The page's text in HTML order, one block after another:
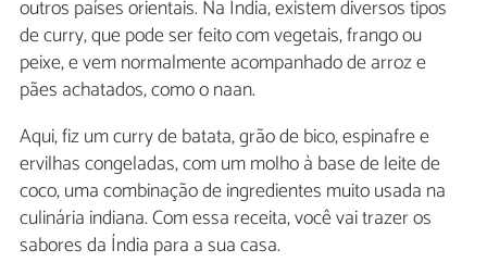
outros países orientais. Na Índia, existem diversos tipos
de curry, que pode ser feito com vegetais, frango ou
peixe, e vem normalmente acompanhado de arroz e
pães achatados, como o naan.
Aqui, fiz um curry de batata, grão de bico, espinafre e
ervilhas congeladas, com um molho à base de leite de
coco, uma combinação de ingredientes muito usada na
culinária indiana. Com essa receita, você vai trazer os
sabores da Índia para a sua casa.